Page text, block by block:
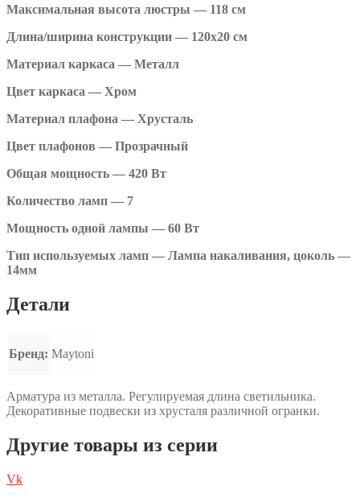
Максимальная высота люстры — 118 см
Длина/ширина конструкции — 120х20 см
Материал каркаса — Металл
Цвет каркаса — Хром
Материал плафона — Хрусталь
Цвет плафонов — Прозрачный
Общая мощность — 420 Вт
Количество ламп — 7
Мощность одной лампы — 60 Вт
Тип используемых ламп — Лампа накаливания, цоколь —
14мм
Детали
Бренд: Maytoni
Арматура из металла. Регулируемая длина светильника.
Декоративные подвески из хрусталя различной огранки.
Другие товары из серии
Vk